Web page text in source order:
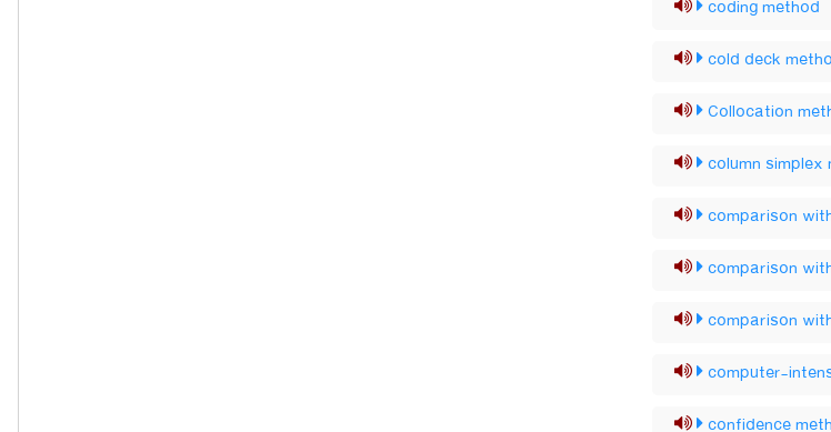
coding method
cold deck
Collocation
column simplex
comparison
comparison
comparison
computer-
confidence